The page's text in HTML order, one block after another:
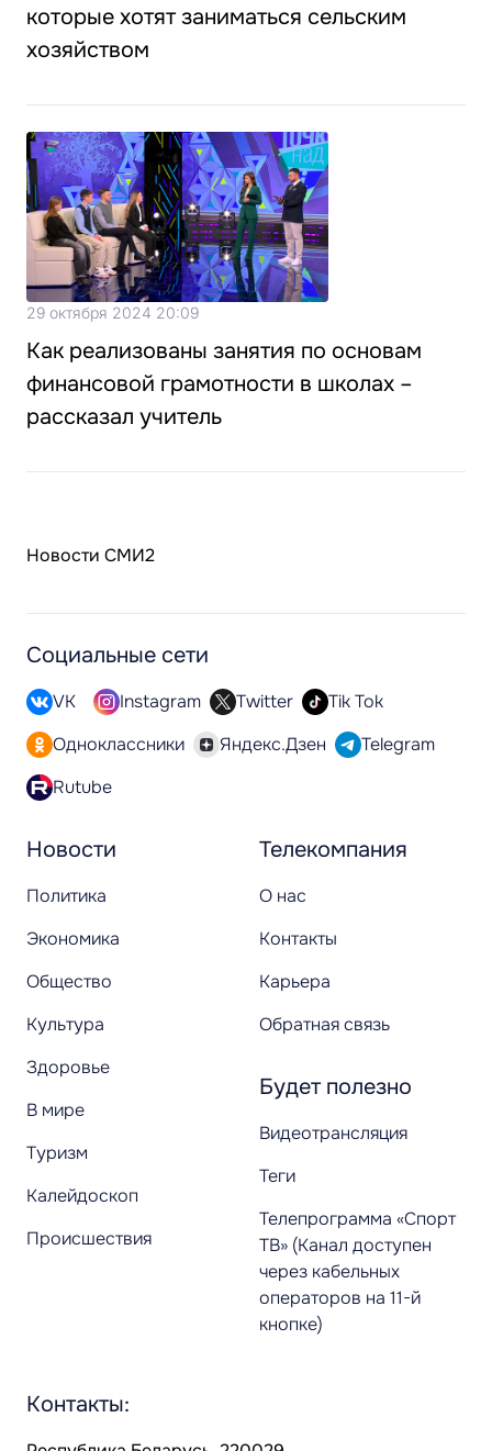
которые хотят заниматься сельским
хозяйством
29 октября 2024 20:09
Как реализованы занятия по основам
финансовой грамотности в школах –
рассказал учитель
Новости СМИ2
Новости
Политика
Экономика
Общество
Культура
Здоровье
В мире
Туризм
Калейдоскоп
Происшествия
Телекомпания
О нас
Контакты
Карьера
Обратная связь
Будет полезно
Видеотрансляция
Теги
Телепрограмма «Спорт
ТВ» (Канал доступен
через кабельных
операторов на 11-й
кнопке)
Социальные сети
VK Instagram Twitter
Tik Tok
Одноклассники
Яндекс.Дзен
Telegram
Rutube
Контакты: